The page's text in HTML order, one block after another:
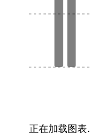
正在加载图